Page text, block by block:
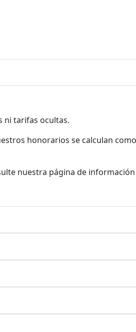
ni tarifas ocultas.
honorarios se calculan
nuestra página de